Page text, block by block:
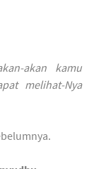
akan kamu
melihat-Nya